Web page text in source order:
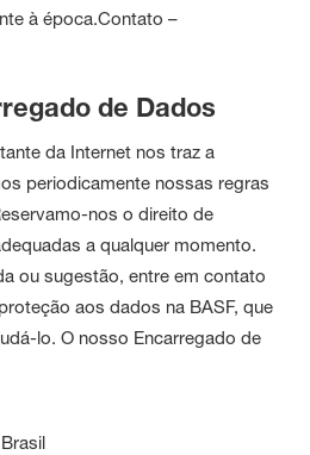
à época.Contato –
de Dados
da Internet nos traz a
periodicamente nossas regras
nos o direito de
a qualquer momento.
ou sugestão, entre em contato
aos dados na BASF, que
lo. O nosso Encarregado de